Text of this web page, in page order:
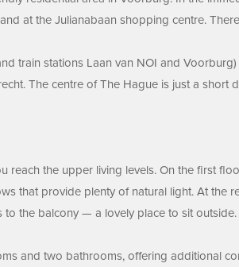
at the Julianabaan shopping centre.
train stations Laan van NOI and
The centre of The Hague is just a
the upper living levels. On the first
that provide plenty of natural light. At the
the balcony — a lovely place to sit outside.
and two bathrooms, offering additional